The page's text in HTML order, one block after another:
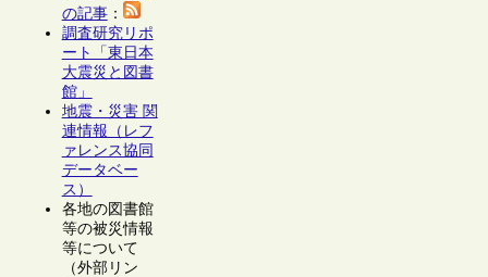
の記事：
調査研究リポ
ート「東日本
大震災と図書
館」
地震・災害 関
連情報（レフ
ァレンス協同
データベー
ス）
各地の図書館
等の被災情報
等について
（外部リン